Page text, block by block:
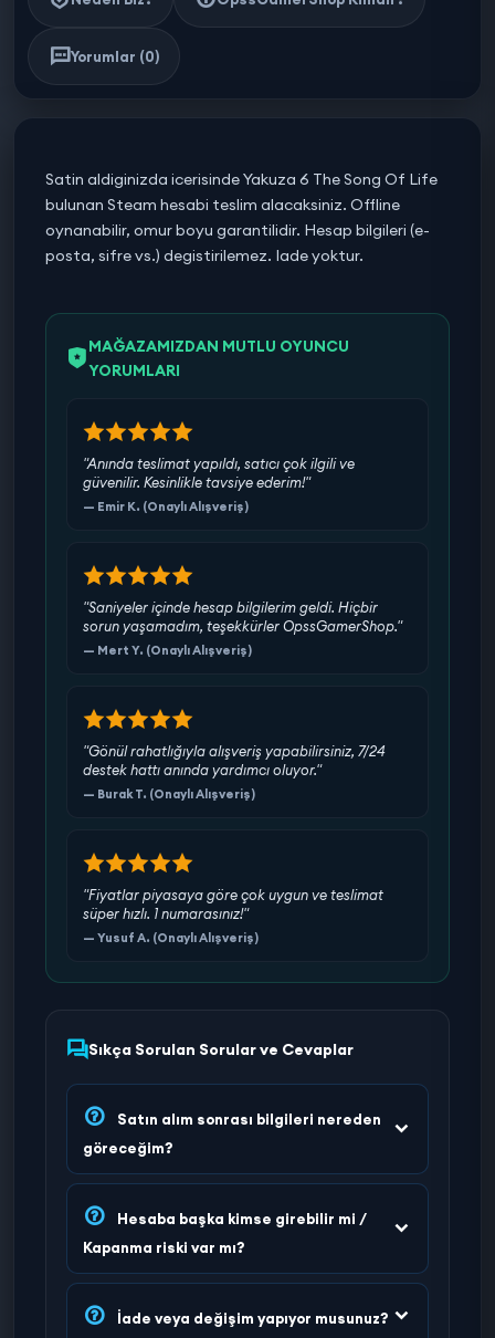
Yorumlar (0)
Satin aldiginizda icerisinde Yakuza 6 The Song Of Life
bulunan Steam hesabi teslim alacaksiniz. Offline
oynanabilir, omur boyu garantilidir. Hesap bilgileri (e-
posta, sifre vs.) degistirilemez. Iade yoktur.
MAĞAZAMIZDAN MUTLU OYUNCU
YORUMLARI
"Anında teslimat yapıldı, satıcı çok ilgili ve
güvenilir. Kesinlikle tavsiye ederim!"
— Emir K. (Onaylı Alışveriş)
"Saniyeler içinde hesap bilgilerim geldi. Hiçbir
sorun yaşamadım, teşekkürler OpssGamerShop."
— Mert Y. (Onaylı Alışveriş)
"Gönül rahatlığıyla alışveriş yapabilirsiniz, 7/24
destek hattı anında yardımcı oluyor."
— Burak T. (Onaylı Alışveriş)
"Fiyatlar piyasaya göre çok uygun ve teslimat
süper hızlı. 1 numarasınız!"
— Yusuf A. (Onaylı Alışveriş)
Sıkça Sorulan Sorular ve Cevaplar
Satın alım sonrası bilgileri nereden
göreceğim?
Hesaba başka kimse girebilir mi /
Kapanma riski var mı?
İade veya değişim yapıyor musunuz?